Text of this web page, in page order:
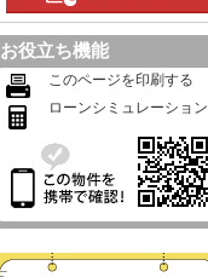
お役立ち機能
このページを印刷する
ローンシミュレーション